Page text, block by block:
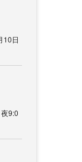
10日
9:0